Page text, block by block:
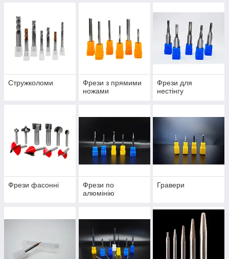
Стружколоми
Фрези з прямими
ножами
Фрези для
нестінгу
Фрези фасонні
Фрези по
алюмінію
Гравери